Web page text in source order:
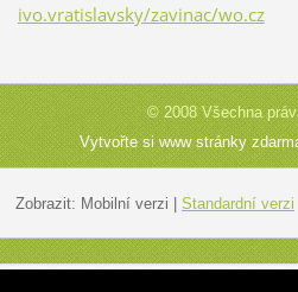
ivo.vratislavsky/zavinac/wo.cz
© 2008 Všechna
Vytvořte si www stránky
Zobrazit: Mobilní verzi Standardní verzi